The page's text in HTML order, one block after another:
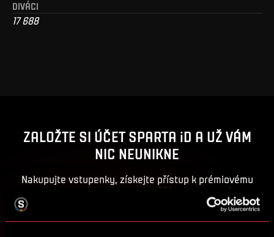
DIVÁCI
17 688
ZALOŽTE SI ÚČET SPARTA iD A UŽ VÁM
NIC NEUNIKNE
Nakupujte vstupenky, získejte přístup k prémiovému
obsahu nebo se zapojte do soutěží o sparťanské ceny.